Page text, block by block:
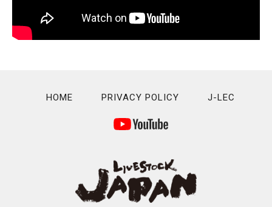
HOME PRIVACY POLICY J-LEC